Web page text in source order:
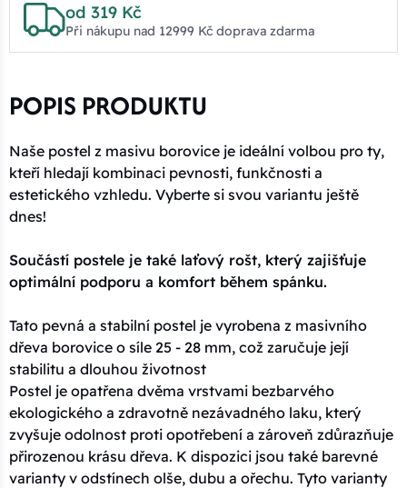
od 319 Kč
Při nákupu nad 12999 Kč doprava zdarma
POPIS PRODUKTU
Naše postel z masivu borovice je ideální volbou pro ty,
kteří hledají kombinaci pevnosti, funkčnosti a
estetického vzhledu. Vyberte si svou variantu ještě
dnes!
Součástí postele je také laťový rošt, který zajišťuje
optimální podporu a komfort během spánku.
Tato pevná a stabilní postel je vyrobena z masivního
dřeva borovice o síle 25 - 28 mm, což zaručuje její
stabilitu a dlouhou životnost
Postel je opatřena dvěma vrstvami bezbarvého
ekologického a zdravotně nezávadného laku, který
zvyšuje odolnost proti opotřebení a zároveň zdůrazňuje
přirozenou krásu dřeva. K dispozici jsou také barevné
varianty v odstínech olše, dubu a ořechu. Tyto varianty